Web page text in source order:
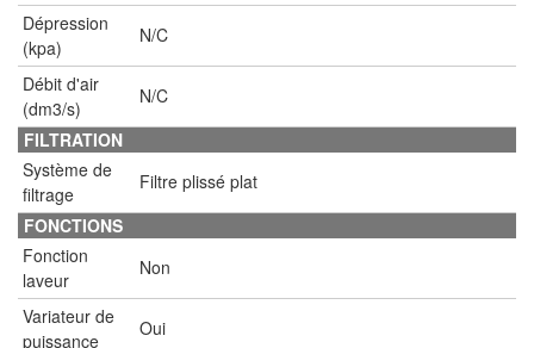
Dépression
(kpa)
N/C
Débit d'air
(dm3/s)
N/C
FILTRATION
Système de
filtrage
Filtre plissé plat
FONCTIONS
Fonction
laveur
Non
Variateur de
puissance
Oui